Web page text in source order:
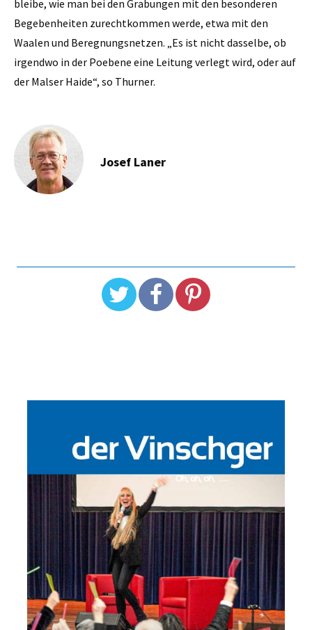
bleibe, wie man bei den Grabungen mit den besonderen
Begebenheiten zurechtkommen werde, etwa mit den
Waalen und Beregnungsnetzen. „Es ist nicht dasselbe, ob
irgendwo in der Poebene eine Leitung verlegt wird, oder auf
der Malser Haide“, so Thurner.
Josef Laner